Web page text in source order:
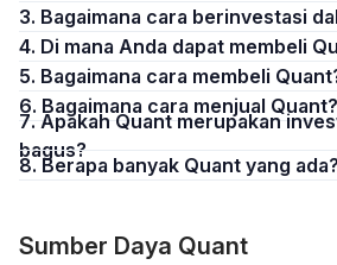
3. Bagaimana cara berinvestasi
4. Di mana Anda dapat membeli
5. Bagaimana cara membeli
6. Bagaimana cara menjual Quant?
7. Apakah Quant merupakan investasi yang
bagus?
8. Berapa banyak Quant yang ada?
Sumber Daya Quant